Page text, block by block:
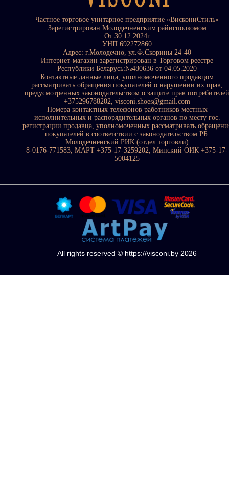
Частное торговое унитарное предприятие «ВискониСтиль»
Зарегистрирован Молодечненским райисполкомом
От 30.12.2024г
УНП 692272860
Адрес: г.Молодечно, ул.Ф.Скорины 24-40
Интернет-магазин зарегистрирован в Торговом реестре
Республики Беларусь:№480636 от 04.05.2020
Контактные данные лица, уполномоченного продавцом
рассматривать обращения покупателей о нарушении их прав,
предусмотренных законодательством о защите прав потребителей
+375296788202, visconi.shoes@gmail.com
Номера контактных телефонов работников местных
исполнительных и распорядительных органов по месту гос.
регистрации продавца, уполномоченных рассматривать
покупателей в соответствии с законодательством РБ:
Молодечненский РИК (отдел торговли)
8-0176-771583, МАРТ +375-17-3259202, Минский ОИК +375-17-
5004125
All rights reserved © https://visconi.by 2026